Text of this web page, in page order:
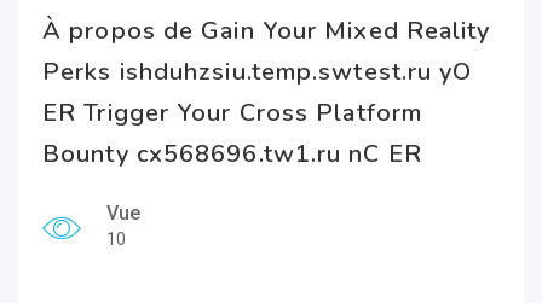
À propos de Gain Your Mixed Reality
Perks ishduhzsiu.temp.swtest.ru yO
ER Trigger Your Cross Platform
Bounty cx568696.tw1.ru nC ER
Vue
10